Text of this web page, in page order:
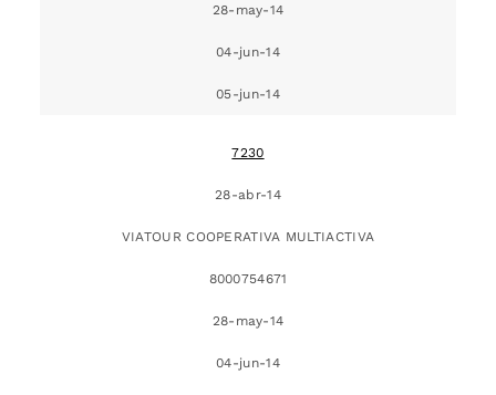
28-may-14
04-jun-14
05-jun-14
7230
28-abr-14
VIATOUR COOPERATIVA MULTIACTIVA
8000754671
28-may-14
04-jun-14